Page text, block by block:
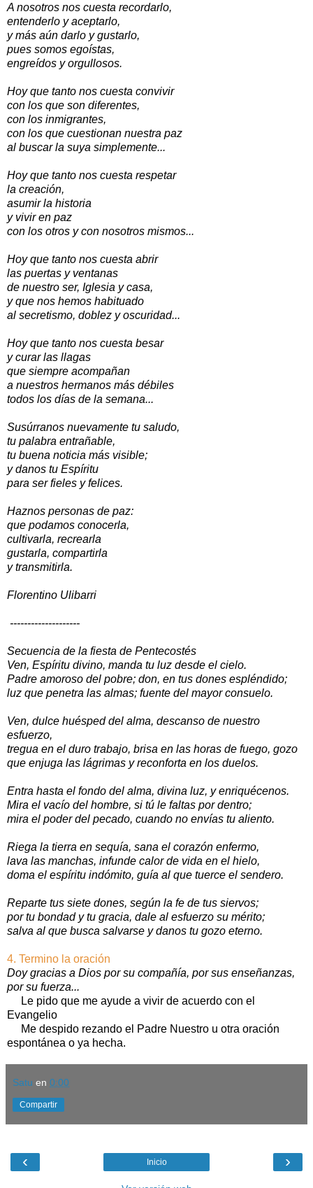
A nosotros nos cuesta recordarlo,
entenderlo y aceptarlo,
y más aún darlo y gustarlo,
pues somos egoístas,
engreídos y orgullosos.
Hoy que tanto nos cuesta convivir
con los que son diferentes,
con los inmigrantes,
con los que cuestionan nuestra paz
al buscar la suya simplemente...
Hoy que tanto nos cuesta respetar
la creación,
asumir la historia
y vivir en paz
con los otros y con nosotros mismos...
Hoy que tanto nos cuesta abrir
las puertas y ventanas
de nuestro ser, Iglesia y casa,
y que nos hemos habituado
al secretismo, doblez y oscuridad...
Hoy que tanto nos cuesta besar
y curar las llagas
que siempre acompañan
a nuestros hermanos más débiles
todos los días de la semana...
Susúrranos nuevamente tu saludo,
tu palabra entrañable,
tu buena noticia más visible;
y danos tu Espíritu
para ser fieles y felices.
Haznos personas de paz:
que podamos conocerla,
cultivarla, recrearla
gustarla, compartirla
y transmitirla.
Florentino Ulibarri
--------------------
Secuencia de la fiesta de Pentecostés
Ven, Espíritu divino, manda tu luz desde el cielo.
Padre amoroso del pobre; don, en tus dones espléndido;
luz que penetra las almas; fuente del mayor consuelo.
Ven, dulce huésped del alma, descanso de nuestro
esfuerzo,
tregua en el duro trabajo, brisa en las horas de fuego, gozo
que enjuga las lágrimas y reconforta en los duelos.
Entra hasta el fondo del alma, divina luz, y enriquécenos.
Mira el vacío del hombre, si tú le faltas por dentro;
mira el poder del pecado, cuando no envías tu aliento.
Riega la tierra en sequía, sana el corazón enfermo,
lava las manchas, infunde calor de vida en el hielo,
doma el espíritu indómito, guía al que tuerce el sendero.
Reparte tus siete dones, según la fe de tus siervos;
por tu bondad y tu gracia, dale al esfuerzo su mérito;
salva al que busca salvarse y danos tu gozo eterno.
4. Termino la oración
Doy gracias a Dios por su compañía, por sus enseñanzas,
por su fuerza...
Le pido que me ayude a vivir de acuerdo con el
Evangelio
Me despido rezando el Padre Nuestro u otra oración
espontánea o ya hecha.
Satu en 0:00
Compartir
‹ ›
Inicio